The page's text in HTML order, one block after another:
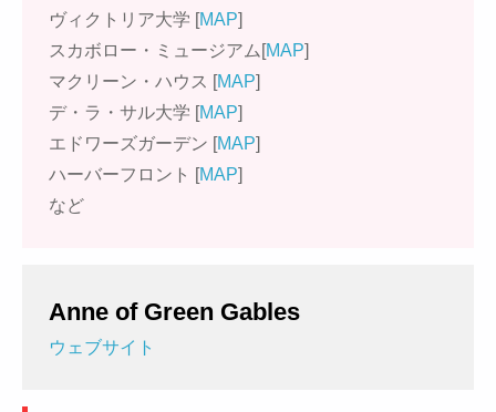
ヴィクトリア大学 [MAP]
スカボロー・ミュージアム[MAP]
マクリーン・ハウス [MAP]
デ・ラ・サル大学 [MAP]
エドワーズガーデン [MAP]
ハーバーフロント [MAP]
など
Anne of Green Gables
ウェブサイト